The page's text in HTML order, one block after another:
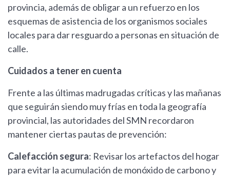
provincia, además de obligar a un refuerzo en los
esquemas de asistencia de los organismos sociales
locales para dar resguardo a personas en situación de
calle.
Cuidados a tener en cuenta
Frente a las últimas madrugadas críticas y las mañanas
que seguirán siendo muy frías en toda la geografía
provincial, las autoridades del SMN recordaron
mantener ciertas pautas de prevención:
Calefacción segura: Revisar los artefactos del hogar
para evitar la acumulación de monóxido de carbono y